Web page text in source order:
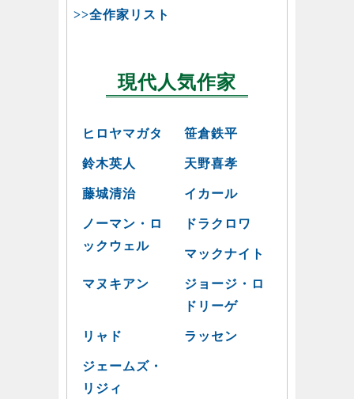
>>全作家リスト
現代人気作家
ヒロヤマガタ 笹倉鉄平
鈴木英人 天野喜孝
藤城清治 イカール
ノーマン・ロ
ックウェル
ドラクロワ
マックナイト
マヌキアン
ジョージ・ロ
ドリーゲ
リャド ラッセン
ジェームズ・
リジィ